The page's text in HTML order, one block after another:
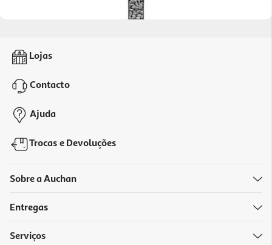
Capa Dbramante1928 Ms Icon Iphone 17 Promax
34,99 €
Lojas
Contacto
Ajuda
Trocas e Devoluções
Sobre a Auchan
Entregas
Serviços